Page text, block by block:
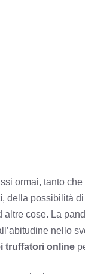
ormai, tanto
, della possibilità
altre cose. La
nello
truffatori online